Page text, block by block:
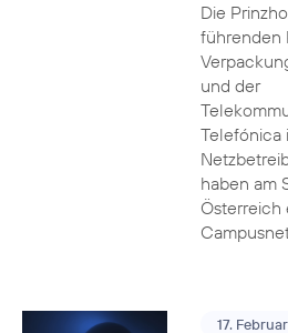
Die
führenden
und der
Telefónica
haben am
Österreich
17.